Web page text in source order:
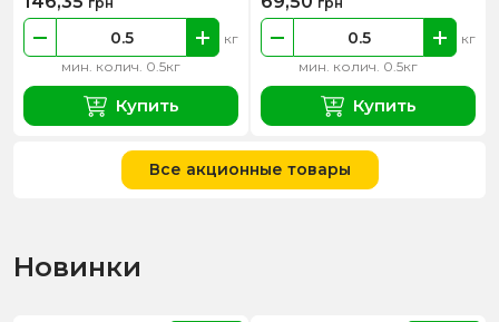
мин. колич. 0.5кг
кг
Купить
мин. колич. 0.5кг
кг
Купить
Все акционные товары
Новинки